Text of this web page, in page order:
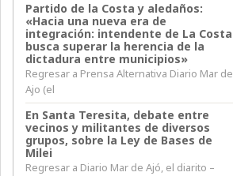
Partido de la Costa y aledaños:
«Hacia una nueva era de
integración: intendente de La Costa
busca superar la herencia de la
dictadura entre municipios»
Regresar a Prensa Alternativa Diario Mar de
Ajo (el
En Santa Teresita, debate entre
vecinos y militantes de diversos
grupos, sobre la Ley de Bases de
Milei
Regresar a Diario Mar de Ajó, el diarito –